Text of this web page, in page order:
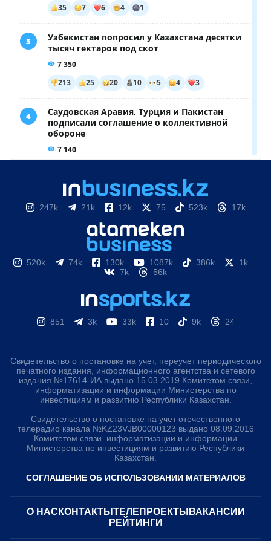
247k 21k 12k 75 523k 17k
520k 74k 130k 1087k 386k
1k
7k
56k
851 3k 33k 10 9k 24
Свидетельство о постановке на учет, переучет периодического
печатного издания, информационного агентства и сетевого
издания №17614-ИА выдано 15.03.2019 Комитетом связи,
информатизации и информации Министерства по
инвестициям и развитию Республики Казахстан.
Свидетельство о постановке на учет отечественного
телерадио канала №KZ23VJB00000123 выдано 08.09.2016
Комитетом связи, информатизации и информации
Министерства по инвестициям и развитию Республики
Казахстан.
СОГЛАШЕНИЕ ОБ ИСПОЛЬЗОВАНИИ МАТЕРИАЛОВ
О НАС КОНТАКТЫ ТЕЛЕПРОЕКТЫ ВАКАНСИИ
РЕЙТИНГИ